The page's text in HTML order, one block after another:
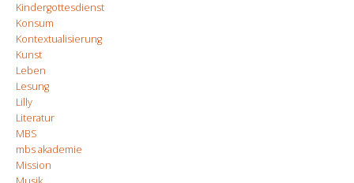
Kindergottesdienst
Konsum
Kontextualisierung
Kunst
Leben
Lesung
Lilly
Literatur
MBS
mbs akademie
Mission